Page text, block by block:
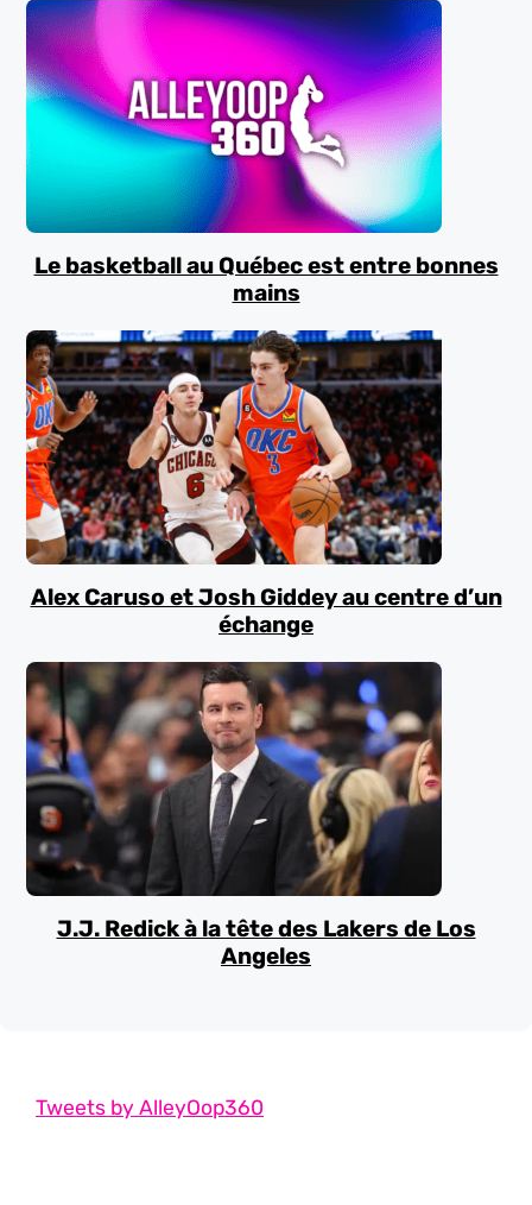
Le basketball au Québec est entre bonnes
mains
Alex Caruso et Josh Giddey au centre d’un
échange
J.J. Redick à la tête des Lakers de Los
Angeles
Tweets by AlleyOop360